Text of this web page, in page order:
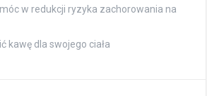
w redukcji ryzyka zachorowania na
kawę dla swojego ciała